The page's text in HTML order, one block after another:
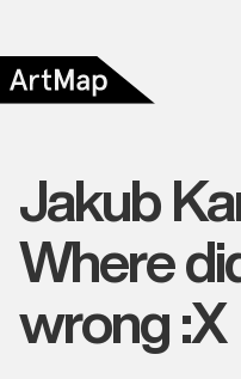
Jakub
Where
wrong :X